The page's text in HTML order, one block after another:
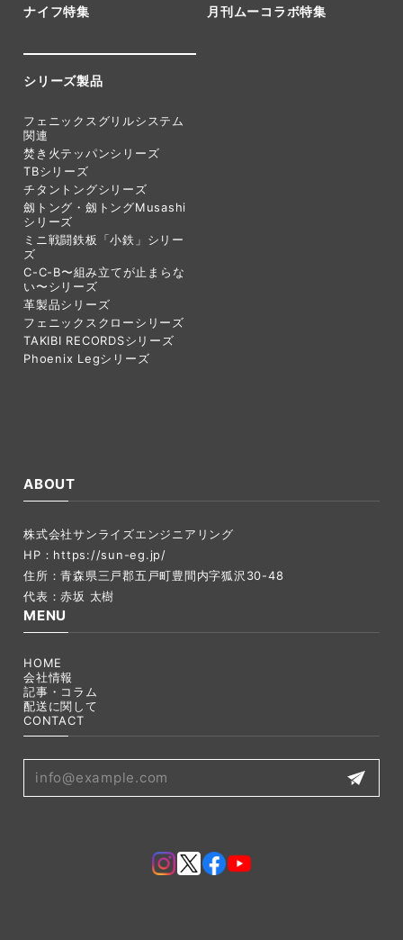
ナイフ特集 月刊ムーコラボ特集
シリーズ製品
フェニックスグリルシステム
関連
焚き火テッパンシリーズ
TBシリーズ
チタントングシリーズ
劔トング・劔トングMusashi
シリーズ
ミニ戦闘鉄板「小鉄」シリー
ズ
C-C-B〜組み立てが止まらな
い〜シリーズ
革製品シリーズ
フェニックスクローシリーズ
TAKIBI RECORDSシリーズ
Phoenix Legシリーズ
ABOUT
株式会社サンライズエンジニアリング
HP： https://sun-eg.jp/
住所：青森県三戸郡五戸町豊間内字狐沢30-48
代表：赤坂 太樹
MENU
HOME
会社情報
記事・コラム
配送に関して
CONTACT